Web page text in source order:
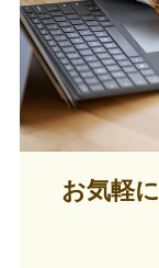
お気軽に